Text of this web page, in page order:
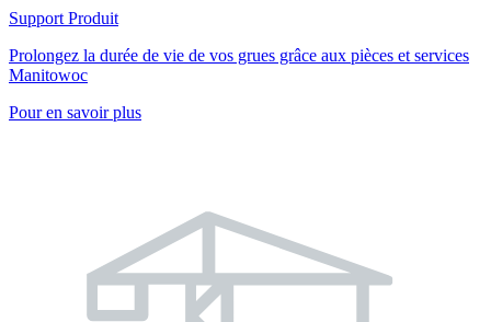
Support Produit
Prolongez la durée de vie de vos grues grâce aux pièces et services
Manitowoc
Pour en savoir plus